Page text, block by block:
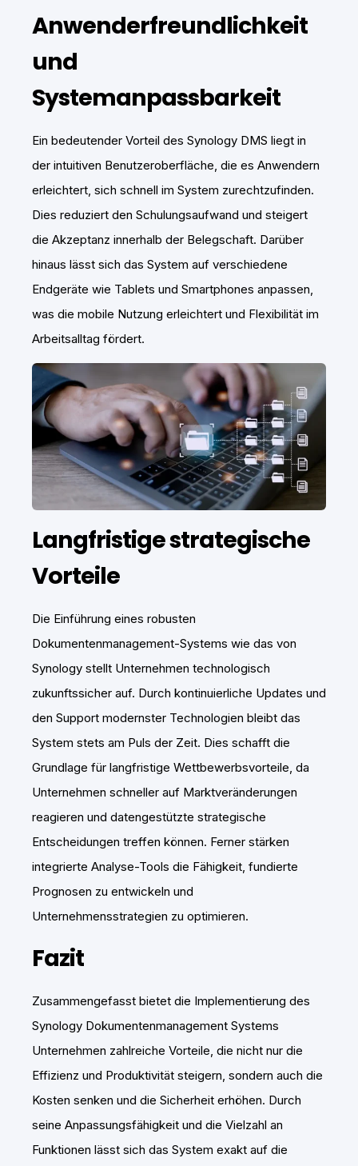
Anwenderfreundlichkeit
und
Systemanpassbarkeit
Ein bedeutender Vorteil des Synology DMS liegt in
der intuitiven Benutzeroberfläche, die es Anwendern
erleichtert, sich schnell im System zurechtzufinden.
Dies reduziert den Schulungsaufwand und steigert
die Akzeptanz innerhalb der Belegschaft. Darüber
hinaus lässt sich das System auf verschiedene
Endgeräte wie Tablets und Smartphones anpassen,
was die mobile Nutzung erleichtert und Flexibilität im
Arbeitsalltag fördert.
Langfristige strategische
Vorteile
Die Einführung eines robusten
Dokumentenmanagement-Systems wie das von
Synology stellt Unternehmen technologisch
zukunftssicher auf. Durch kontinuierliche Updates und
den Support modernster Technologien bleibt das
System stets am Puls der Zeit. Dies schafft die
Grundlage für langfristige Wettbewerbsvorteile, da
Unternehmen schneller auf Marktveränderungen
reagieren und datengestützte strategische
Entscheidungen treffen können. Ferner stärken
integrierte Analyse-Tools die Fähigkeit, fundierte
Prognosen zu entwickeln und
Unternehmensstrategien zu optimieren.
Fazit
Zusammengefasst bietet die Implementierung des
Synology Dokumentenmanagement Systems
Unternehmen zahlreiche Vorteile, die nicht nur die
Effizienz und Produktivität steigern, sondern auch die
Kosten senken und die Sicherheit erhöhen. Durch
seine Anpassungsfähigkeit und die Vielzahl an
Funktionen lässt sich das System exakt auf die